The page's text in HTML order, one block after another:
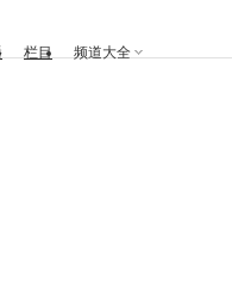
栏目 频道大全